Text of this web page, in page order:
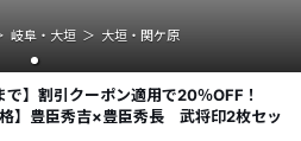
岐阜・大垣 大垣・関ケ原
で】割引クーポン適用で20％OFF！
格】豊臣秀吉×豊臣秀長 武将印2枚セッ